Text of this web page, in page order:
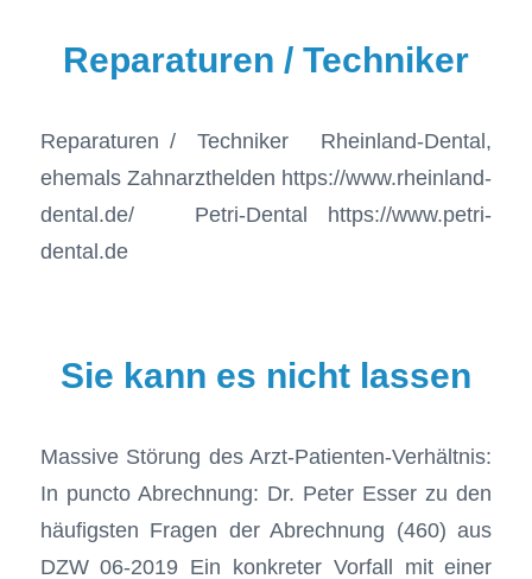
Reparaturen / Techniker
Reparaturen / Techniker Rheinland-Dental,
ehemals Zahnarzthelden https://www.rheinland-
dental.de/ Petri-Dental https://www.petri-
dental.de
Sie kann es nicht lassen
Massive Störung des Arzt-Patienten-Verhältnis:
In puncto Abrechnung: Dr. Peter Esser zu den
häufigsten Fragen der Abrechnung (460) aus
DZW 06-2019 Ein konkreter Vorfall mit einer